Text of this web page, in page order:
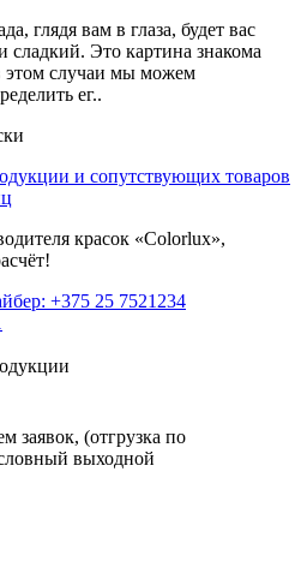
глядя вам в глаза, будет вас
Это картина знакома
этом случаи мы можем
ег..
и сопутствующих товаров
красок «Colorlux»,
+375 25 7521234
заявок, (отгрузка по
выходной